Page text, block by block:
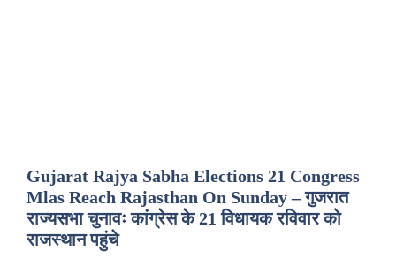
Gujarat Rajya Sabha Elections 21 Congress
Mlas Reach Rajasthan On Sunday – गुजरात
राज्यसभा चुनावः कांग्रेस के 21 विधायक रविवार को
राजस्थान पहुंचे